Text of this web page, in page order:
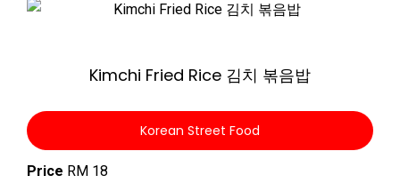
Kimchi Fried Rice 김치 볶음밥
Korean Street Food
Price RM 18